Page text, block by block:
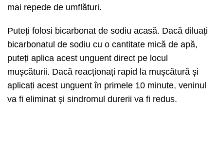
mai repede de umflături.
Puteți folosi bicarbonat de sodiu acasă. Dacă diluați
bicarbonatul de sodiu cu o cantitate mică de apă,
puteți aplica acest unguent direct pe locul
mușcăturii. Dacă reacționați rapid la mușcătură și
aplicați acest unguent în primele 10 minute, veninul
va fi eliminat și sindromul durerii va fi redus.